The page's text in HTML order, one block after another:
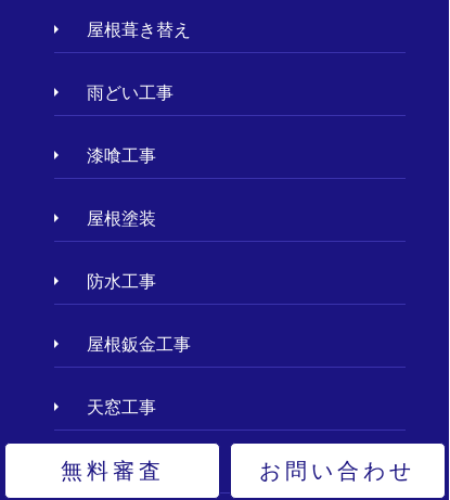
無料審査 お問い合わせ
屋根葺き替え
雨どい工事
漆喰工事
屋根塗装
防水工事
屋根鈑金工事
天窓工事
外壁塗装